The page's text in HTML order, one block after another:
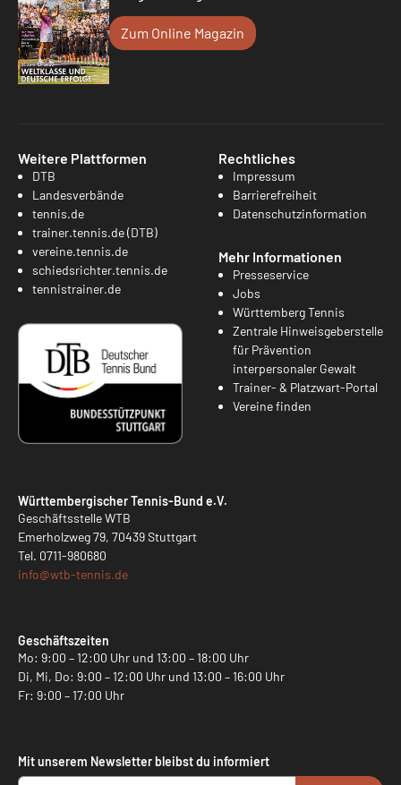
Zum Online Magazin
Weitere Plattformen
DTB
Landesverbände
tennis.de
trainer.tennis.de (DTB)
vereine.tennis.de
schiedsrichter.tennis.de
tennistrainer.de
Rechtliches
Impressum
Barrierefreiheit
Datenschutzinformation
Mehr Informationen
Presseservice
Jobs
Württemberg Tennis
Zentrale Hinweisgeberstelle
für Prävention
interpersonaler Gewalt
Trainer- & Platzwart-Portal
Vereine finden
Württembergischer Tennis-Bund e.V.
Geschäftsstelle WTB
Emerholzweg 79, 70439 Stuttgart
Tel. 0711-980680
info@wtb-tennis.de
Geschäftszeiten
Mo: 9:00 – 12:00 Uhr und 13:00 – 18:00 Uhr
Di, Mi, Do: 9:00 – 12:00 Uhr und 13:00 – 16:00 Uhr
Fr: 9:00 – 17:00 Uhr
Mit unserem Newsletter bleibst du informiert